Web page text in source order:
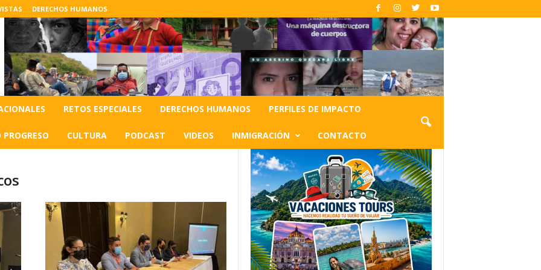
DERECHOS HUMANOS
RETOS ESPECIALES DERECHOS HUMANOS PERFILES DE IMPACTO
PROGRESO CULTURA PODCAST VIDEOS INMIGRACIÓN CONTACTO